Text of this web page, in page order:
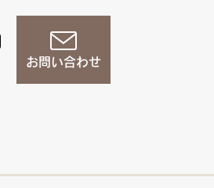
お問い合わせ